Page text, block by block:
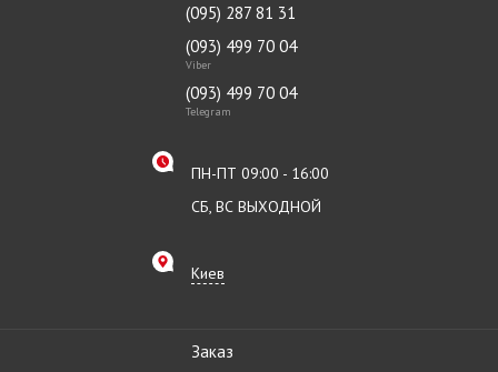
(095) 287 81 31
(093) 499 70 04
Viber
(093) 499 70 04
Telegram
ПН-ПТ 09:00 - 16:00
СБ, ВС ВЫХОДНОЙ
Киев
Заказ